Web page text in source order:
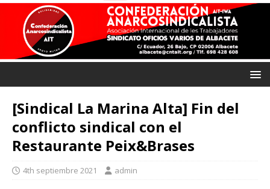
[Sindical La Marina Alta] Fin del
conflicto sindical con el
Restaurante Peix&Brases
4th septiembre 2021 admin